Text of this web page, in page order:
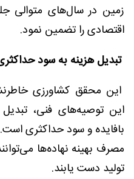
زمین در سال‌های متوالی
اقتصادی را تضمین نمود.
تبدیل هزینه به سود
این محقق کشاورزی
این توصیه‌های فنی،
بافایده و سود حداکثری
مصرف بهینه نهاده‌ها
تولید دست یابند.